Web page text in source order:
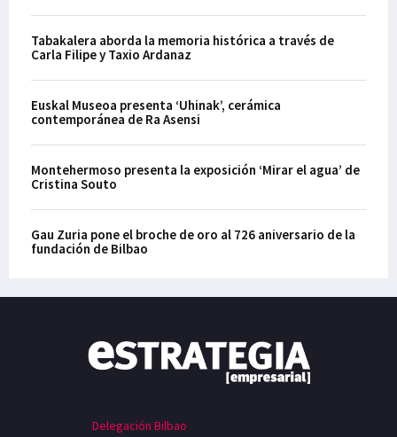
Tabakalera aborda la memoria histórica a través de
Carla Filipe y Taxio Ardanaz
Euskal Museoa presenta ‘Uhinak’, cerámica
contemporánea de Ra Asensi
Montehermoso presenta la exposición ‘Mirar el agua’ de
Cristina Souto
Gau Zuria pone el broche de oro al 726 aniversario de la
fundación de Bilbao
Delegación Bilbao